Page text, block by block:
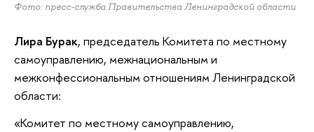
Фото: пресс-служба Правительства Ленинградской области
Лира Бурак, председатель Комитета по местному
самоуправлению, межнациональным и
межконфессиональным отношениям Ленинградской
области:
«Комитет по местному самоуправлению,